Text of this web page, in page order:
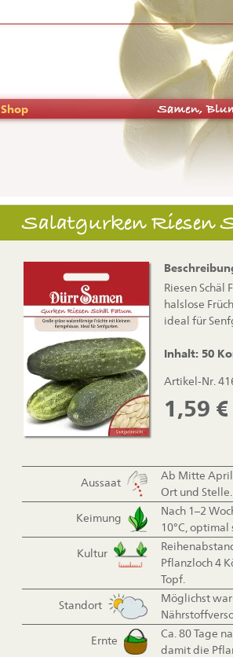
Shop
Salatgurken Riesen
Riesen
halslose
ideal für
Inhalt: 50
Artikel-Nr.
1,59 €
Aussaat
Ab Mitte April
Ort und
Keimung
Nach 1–2
10°C, optimal
Kultur
Pflanzloch 4
Topf.
Standort
Möglichst
Ernte
Ca. 80 Tage
damit die